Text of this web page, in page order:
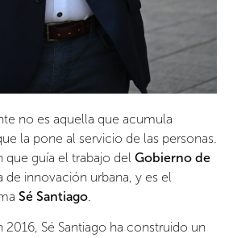
no es aquella que acumula
la pone al servicio de las personas.
que guía el trabajo del Gobierno de
de innovación urbana, y es el
Sé Santiago
2016, Sé Santiago ha construido un